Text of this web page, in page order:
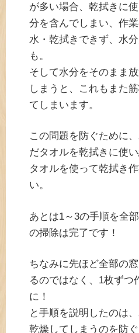
が多い場合、乾拭きに
分を含んでしまい、作
水・乾拭きできず、水
も。
そして水分をそのまま
しまうと、これもまた
てしまいます。
この問題を防ぐために
だタオルを乾拭きに使
タオルを使って乾拭き
い。
あとは1～3の手順を全
の掃除は完了です！
ちなみに先ほど全部の
るのではなく、1枚ずつ
に！
と手順を説明したのは
乾燥してしまうのを防